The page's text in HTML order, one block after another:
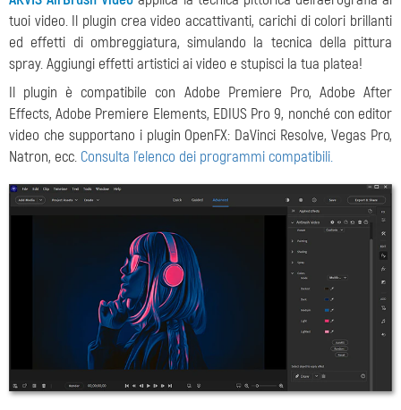
tuoi video. Il plugin crea video accattivanti, carichi di colori brillanti
ed effetti di ombreggiatura, simulando la tecnica della pittura
spray. Aggiungi effetti artistici ai video e stupisci la tua platea!
Il plugin è compatibile con Adobe Premiere Pro, Adobe After
Effects, Adobe Premiere Elements, EDIUS Pro 9, nonché con editor
video che supportano i plugin OpenFX: DaVinci Resolve, Vegas Pro,
Natron, ecc. Consulta l'elenco dei programmi compatibili.